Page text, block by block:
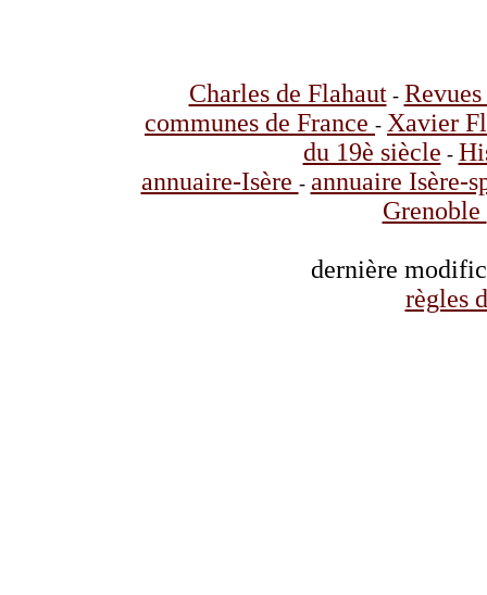
Charles de Flahaut-
communes de France - Xavier
du 19è siècle -
annuaire-Isère - annuaire Isère-
Grenoble
dernière
règles